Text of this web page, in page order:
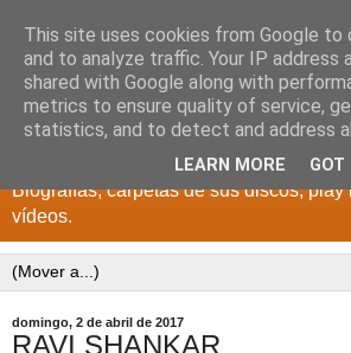
DISCOS PARA EL
RECUERDO
CANTANTES Y GRUPOS DE LOS
Biografías, carpetas de sus discos,
vídeos.
domingo, 2 de abril de 2017
RAVI SHANKAR
This site uses cookies from Google to
and to analyze traffic. Your IP address
shared with Google along with
metrics to ensure quality of service,
statistics, and to detect and address
LEARN MORE GOT